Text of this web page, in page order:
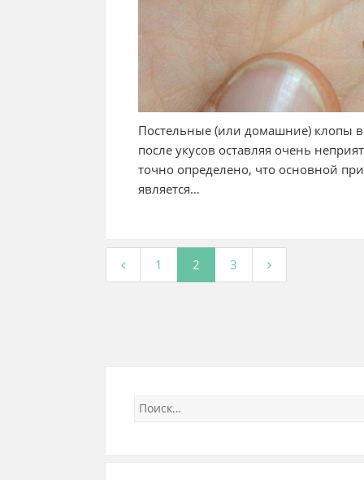
Постельные (или домашние) клопы
после укусов оставляя очень
точно определено, что основной
является…
1 2 3